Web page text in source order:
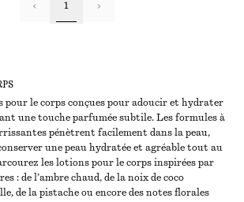
pour le corps conçues pour adoucir et hydrater
une touche parfumée subtile. Les formules à
pénètrent facilement dans la peau,
une peau hydratée et agréable tout au
les lotions pour le corps inspirées par
: de l’ambre chaud, de la noix de coco
de la pistache ou encore des notes florales
1